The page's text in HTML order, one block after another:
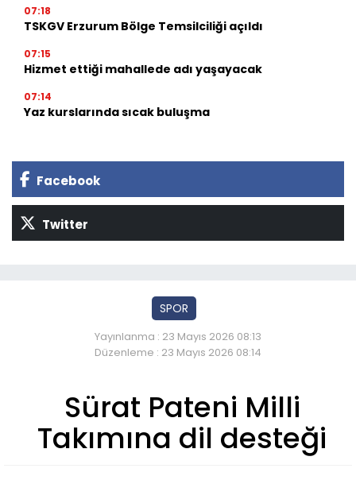
07:18
TSKGV Erzurum Bölge Temsilciliği açıldı
07:15
Hizmet ettiği mahallede adı yaşayacak
07:14
Yaz kurslarında sıcak buluşma
Facebook
Twitter
SPOR
Yayınlanma : 23 Mayıs 2026 08:13
Düzenleme : 23 Mayıs 2026 08:14
Sürat Pateni Milli
Takımına dil desteği